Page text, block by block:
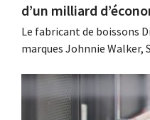
d’un milliard
Le fabricant de boissons
marques Johnnie Walker,
considérablement ses
croissance, notamment
prêts à boire.